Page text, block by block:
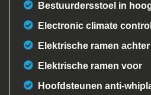
Bestuurdersstoel in
Electronic climate control
Elektrische ramen achter
Elektrische ramen voor
Hoofdsteunen anti-